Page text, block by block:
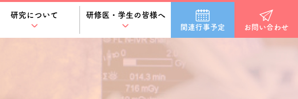
研究について 研修医・学生の皆様へ
関連行事予定 お問い合わせ